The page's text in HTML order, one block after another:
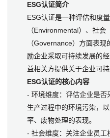
ESG认证简介
ESG认证是一种评估和度
（Environmental）、社会
（Governance）方面表
励企业采取可持续发展的
益相关方提供关于企业可持
ESG认证的核心内容
- 环境维度：评估企业是
生产过程中的环境污染，
率、废物处理的表现。
- 社会维度：关注企业员